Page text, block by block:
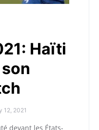
Haïti
12, 2021
devant les États-